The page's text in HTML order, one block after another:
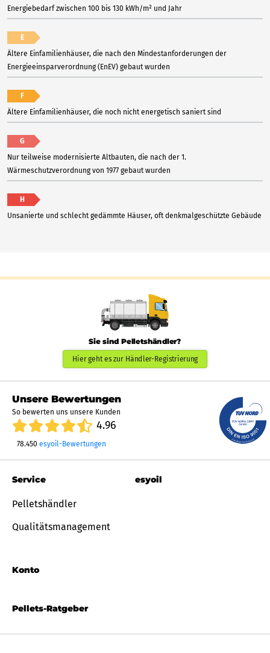
Energiebedarf zwischen 100 bis 130 kWh/m² und Jahr
E
Ältere Einfamilienhäuser, die nach den Mindestanforderungen der
Energieeinsparverordnung (EnEV) gebaut wurden
F
Ältere Einfamilienhäuser, die noch nicht energetisch saniert sind
G
Nur teilweise modernisierte Altbauten, die nach der 1.
Wärmeschutzverordnung von 1977 gebaut wurden
H
Unsanierte und schlecht gedämmte Häuser, oft denkmalgeschützte Gebäude
Sie sind Pelletshändler?
Hier geht es zur Händler-Registrierung
Unsere Bewertungen
So bewerten uns unsere Kunden
4.96
78.450 esyoil-Bewertungen
Pellets-Ratgeber
Service
Pelletshändler
Qualitätsmanagement
Konto
esyoil